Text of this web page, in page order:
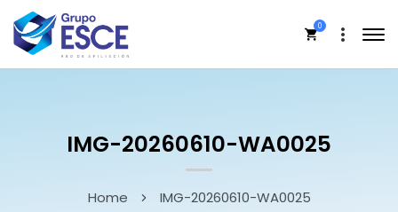
0
IMG-20260610-WA0025
Home IMG-20260610-WA0025